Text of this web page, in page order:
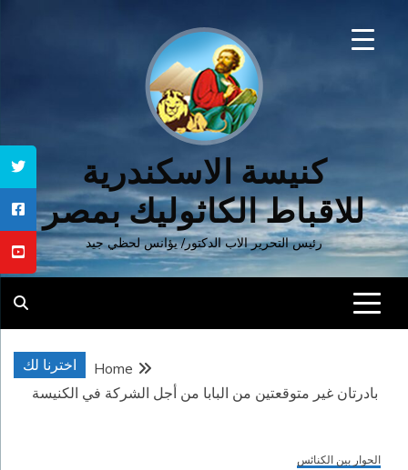
كنيسة الاسكندرية
للاقباط الكاثوليك بمصر
رئيس التحرير الاب الدكتور/ يؤانس لحظي جيد
اخترنا لك
Home
بادرتان غير متوقعتين من البابا من أجل الشركة في الكنيسة
الحوار بين الكنائس